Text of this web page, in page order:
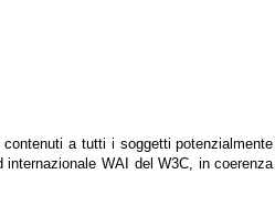
a tutti i soggetti potenzialmente
WAI del W3C, in coerenza